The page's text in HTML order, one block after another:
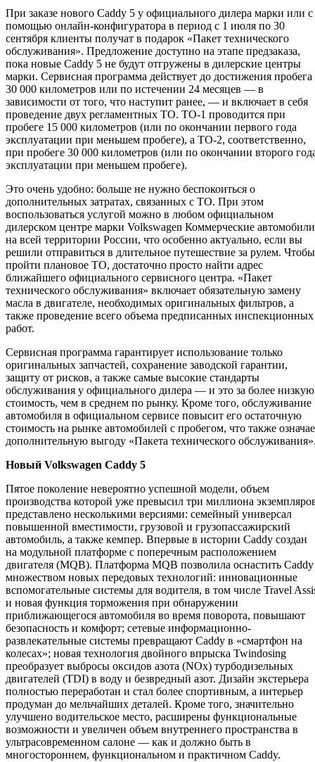
При заказе нового Caddy 5 у официального дилера марки или с
помощью онлайн-конфигуратора в период с 1 июля по 30
сентября клиенты получат в подарок «Пакет технического
обслуживания». Предложение доступно на этапе предзаказа,
пока новые Caddy 5 не будут отгружены в дилерские центры
марки. Сервисная программа действует до достижения пробега
30 000 километров или по истечении 24 месяцев — в
зависимости от того, что наступит ранее, — и включает в себя
проведение двух регламентных ТО. ТО-1 проводится при
пробеге 15 000 километров (или по окончании первого года
эксплуатации при меньшем пробеге), а ТО-2, соответственно,
при пробеге 30 000 километров (или по окончании второго
эксплуатации при меньшем пробеге).
Это очень удобно: больше не нужно беспокоиться о
дополнительных затратах, связанных с ТО. При этом
воспользоваться услугой можно в любом официальном
дилерском центре марки Volkswagen Коммерческие автомобили
на всей территории России, что особенно актуально, если вы
решили отправиться в длительное путешествие за рулем. Чтобы
пройти плановое ТО, достаточно просто найти адрес
ближайшего официального сервисного центра. «Пакет
технического обслуживания» включает обязательную замену
масла в двигателе, необходимых оригинальных фильтров, а
также проведение всего объема предписанных инспекционных
работ.
Сервисная программа гарантирует использование только
оригинальных запчастей, сохранение заводской гарантии,
защиту от рисков, а также самые высокие стандарты
обслуживания у официального дилера — и это за более низкую
стоимость, чем в среднем по рынку. Кроме того, обслуживание
автомобиля в официальном сервисе повысит его остаточную
стоимость на рынке автомобилей с пробегом, что также
дополнительную выгоду «Пакета технического
Новый Volkswagen Caddy 5
Пятое поколение невероятно успешной модели, объем
производства которой уже превысил три миллиона
представлено несколькими версиями: семейный универсал
повышенной вместимости, грузовой и грузопассажирский
автомобиль, а также кемпер. Впервые в истории Caddy создан
на модульной платформе с поперечным расположением
двигателя (MQB). Платформа MQB позволила оснастить Caddy
множеством новых передовых технологий: инновационные
вспомогательные системы для водителя, в том числе Travel
и новая функция торможения при обнаружении
приближающегося автомобиля во время поворота, повышают
безопасность и комфорт; сетевые информационно-
развлекательные системы превращают Caddy в «смартфон на
колесах»; новая технология двойного впрыска Twindosing
преобразует выбросы оксидов азота (NOx) турбодизельных
двигателей (TDI) в воду и безвредный азот. Дизайн экстерьера
полностью переработан и стал более спортивным, а интерьер
продуман до мельчайших деталей. Кроме того, значительно
улучшено водительское место, расширены функциональные
возможности и увеличен объем внутреннего пространства в
ультрасовременном салоне — как и должно быть в
многостороннем, функциональном и практичном Caddy.